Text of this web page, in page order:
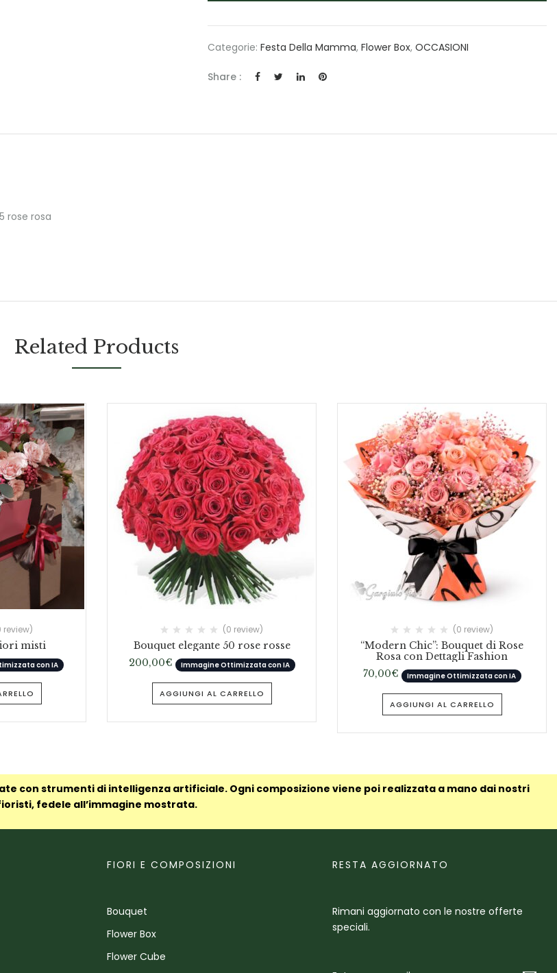
Categorie: Festa Della Mamma, Flower Box, OCCASIONI
Share :
rose rosa
Related Products
review)
misti
con IA
(0 review)
Bouquet elegante 50 rose rosse
200,00€ Immagine Ottimizzata con IA
AGGIUNGI AL CARRELLO
(0 review)
“Modern Chic”: Bouquet di Rose
Rosa con Dettagli Fashion
70,00€ Immagine Ottimizzata con IA
AGGIUNGI AL CARRELLO
con strumenti di intelligenza artificiale. Ogni composizione viene poi realizzata a mano dai nostri
fedele all’immagine mostrata.
FIORI E COMPOSIZIONI
Bouquet
Flower Box
Flower Cube
RESTA AGGIORNATO
Rimani aggiornato con le nostre offerte
speciali.